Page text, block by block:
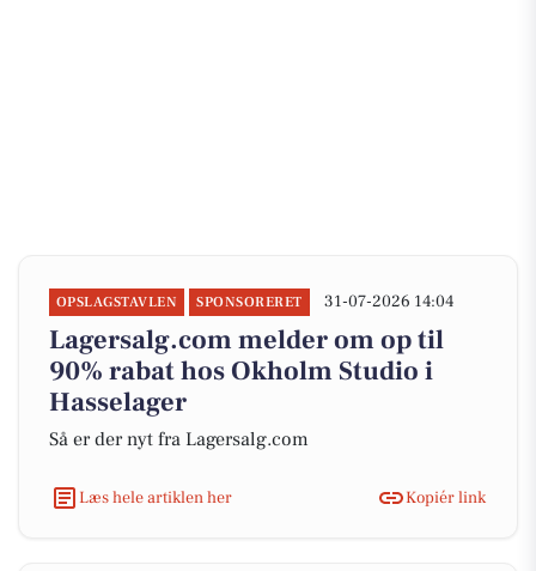
OPSLAGSTAVLEN SPONSORERET 31-07-2026 14:04
Lagersalg.com melder om op til
90% rabat hos Okholm Studio i
Hasselager
Så er der nyt fra Lagersalg.com
Læs hele artiklen her Kopiér link